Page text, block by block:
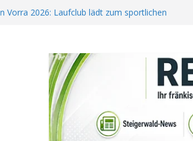
Vorra 2026: Laufclub lädt zum sportlichen
Kaffee aus Bamberg unterstützt die
startet bald: Das ist heuer geboten
in Schlüsselfeld: Kreuzung ab 3.